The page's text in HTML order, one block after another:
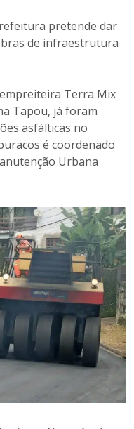
pretende dar
de infraestrutura
Terra Mix
Tapou, já foram
asfálticas no
é coordenado
Urbana